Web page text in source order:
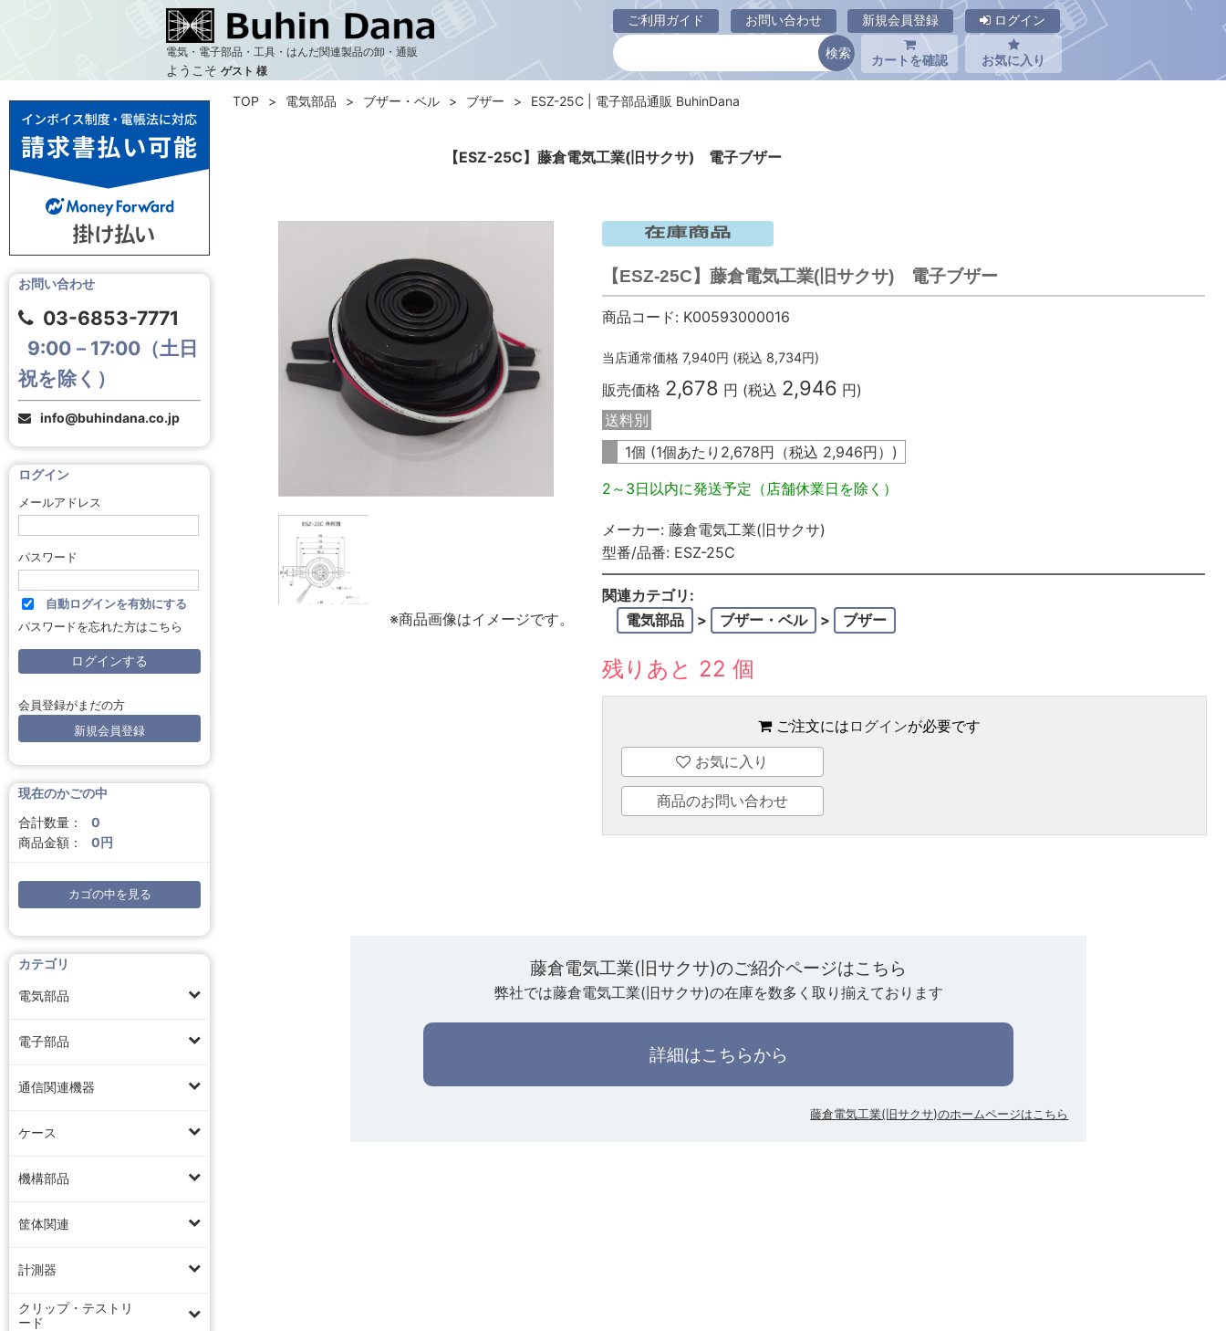
電気・電子部品・工具・はんだ関連製品の卸・通販
ようこそ ゲスト 様
ご利用ガイド お問い合わせ 新規会員登録 ログイン
カートを確認 お気に入り
【ESZ-25C】藤倉電気工業(旧サクサ) 電子ブザー
お問い合わせ
03-6853-7771
9:00－17:00（土日
祝を除く）
info@buhindana.co.jp
ログイン
メールアドレス
パスワード
自動ログインを有効にする
パスワードを忘れた方はこちら
会員登録がまだの方
新規会員登録
現在のかごの中
合計数量：
0
商品金額：
0円
カゴの中を見る
カテゴリ
電気部品
電子部品
通信関連機器
ケース
機構部品
筐体関連
計測器
クリップ・テストリ
ード
TOP 電気部品 ブザー・ベル ブザー ESZ-25C | 電子部品通販 BuhinDana
※商品画像はイメージです。
【ESZ-25C】藤倉電気工業(旧サクサ) 電子ブザー
商品コード: K00593000016
当店通常価格 7,940円 (税込 8,734円)
販売価格 2,678 円 (税込 2,946 円)
送料別
1個 (1個あたり 2,678円（税込 2,946円）)
2～3日以内に発送予定（店舗休業日を除く）
メーカー: 藤倉電気工業(旧サクサ)
型番/品番: ESZ-25C
関連カテゴリ:
電気部品
> ブザー・ベル > ブザー
残りあと 22 個
ご注文には ログインが必要です
お気に入り
商品のお問い合わせ
藤倉電気工業(旧サクサ)のご紹介ページはこちら
弊社では藤倉電気工業(旧サクサ)の在庫を数多く取り揃えております
詳細はこちらから
藤倉電気工業(旧サクサ)のホームページはこちら